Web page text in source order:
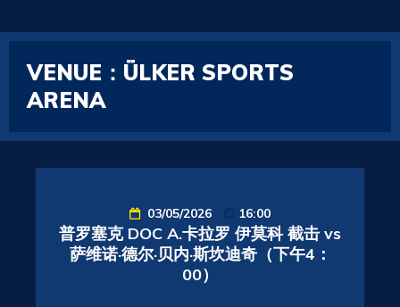
VENUE：ÜLKER SPORTS
ARENA
03/05/2026 16:00
普罗塞克 DOC A.卡拉罗 伊莫科 截击 vs
萨维诺·德尔·贝内·斯坎迪奇（下午4：
00）